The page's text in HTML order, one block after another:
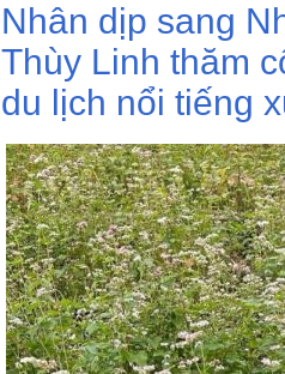
Nhân dịp sang
Thùy Linh thăm
du lịch nổi tiếng